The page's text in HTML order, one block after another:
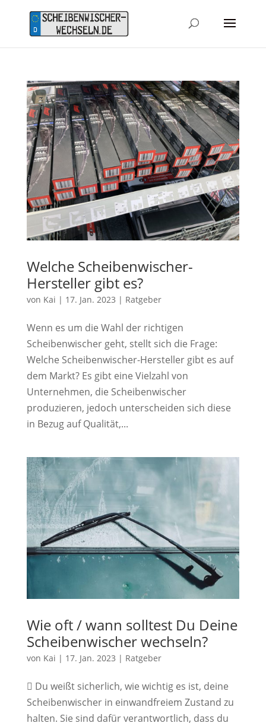
Welche Scheibenwischer-
Hersteller gibt es?
von Kai | 17. Jan. 2023 | Ratgeber
Wenn es um die Wahl der richtigen
Scheibenwischer geht, stellt sich die Frage:
Welche Scheibenwischer-Hersteller gibt es auf
dem Markt? Es gibt eine Vielzahl von
Unternehmen, die Scheibenwischer
produzieren, jedoch unterscheiden sich diese
in Bezug auf Qualität,...
Wie oft / wann solltest Du Deine
Scheibenwischer wechseln?
von Kai | 17. Jan. 2023 | Ratgeber
 Du weißt sicherlich, wie wichtig es ist, deine
Scheibenwischer in einwandfreiem Zustand zu
halten. Sie sind dafür verantwortlich, dass du